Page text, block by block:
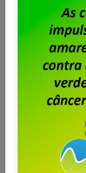
Publicado por
Aconteceu no
Encontro
Empresas
Sudeste.
Privadas da
dirigentes
regiões, entre
oportunidade
Saiba mais